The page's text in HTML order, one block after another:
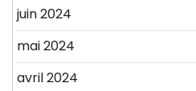
juin 2024
mai 2024
avril 2024